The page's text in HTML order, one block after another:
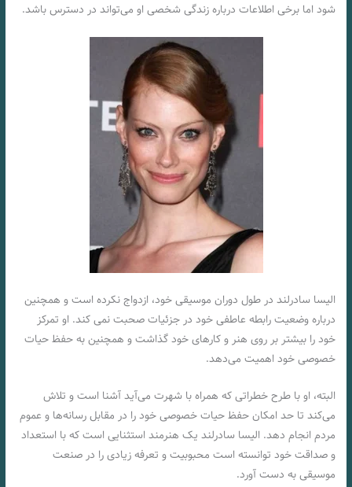
شود اما برخی اطلاعات درباره زندگی شخصی او می‌تواند در دسترس باشد.
الیسا سادرلند در طول دوران موسیقی خود، ازدواج نکرده است و همچنین
درباره وضعیت رابطه عاطفی خود در جزئیات صحبت نمی کند. او تمرکز
خود را بیشتر بر روی هنر و کارهای خود گذاشت و همچنین به حفظ حیات
خصوصی خود اهمیت می‌دهد.
البته، او با طرح خطراتی که همراه با شهرت می‌آید آشنا است و تلاش
می‌کند تا حد امکان حفظ حیات خصوصی خود را در مقابل رسانه‌ها و عموم
مردم انجام دهد. الیسا سادرلند یک هنرمند استثنایی است که با استعداد
و صداقت خود توانسته است محبوبیت و تعرفه زیادی را در صنعت
موسیقی به دست آورد.